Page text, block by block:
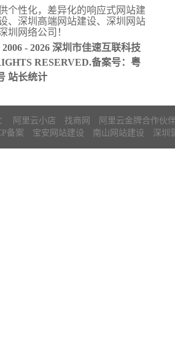
个性化，差异化的响应式网站建
、 深圳高端网站建设、 深圳网站
圳网络公司 ！
- 2026 深圳市佳速互联科技
RESERVED.备案号： 粤
站长统计
阿里云小店 找商网
阿里云金牌合作伙
备案
宝安网站建设 南山网站建设 深圳